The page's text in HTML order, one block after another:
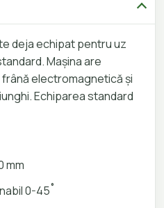
deja echipat pentru uz
Mașina are
electromagnetică și
Echiparea standard
mm
0-45˚